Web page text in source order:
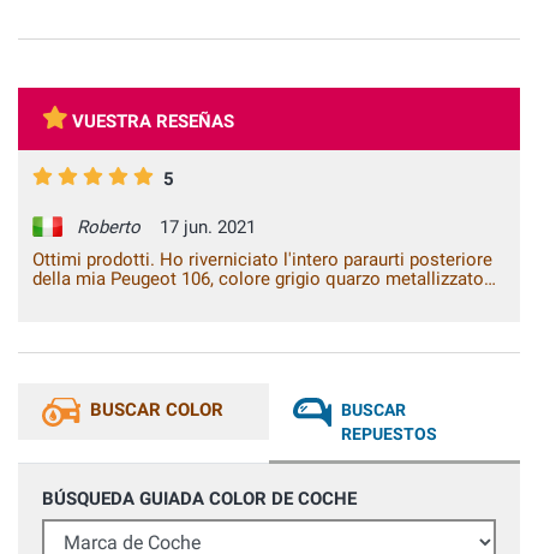
VUESTRA RESEÑAS
5
Roberto
17 jun. 2021
Ottimi prodotti. Ho riverniciato l'intero paraurti posteriore
della mia Peugeot 106, colore grigio quarzo metallizzato
BUSCAR COLOR
BUSCAR
REPUESTOS
BÚSQUEDA GUIADA COLOR DE COCHE
Marca de Coche